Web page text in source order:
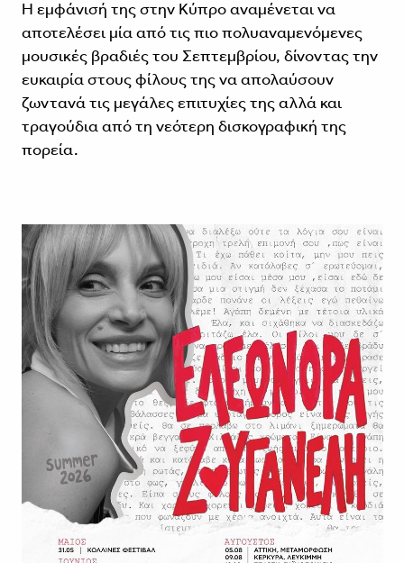
Η εμφάνισή της στην Κύπρο αναμένεται να
αποτελέσει μία από τις πιο πολυαναμενόμενες
μουσικές βραδιές του Σεπτεμβρίου, δίνοντας την
ευκαιρία στους φίλους της να απολαύσουν
ζωντανά τις μεγάλες επιτυχίες της αλλά και
τραγούδια από τη νεότερη δισκογραφική της
πορεία.